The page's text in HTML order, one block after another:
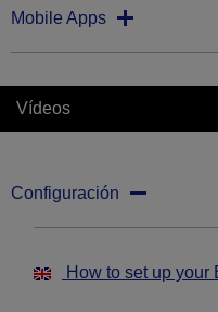
Mobile Apps
Vídeos
Configuración
How to set up your